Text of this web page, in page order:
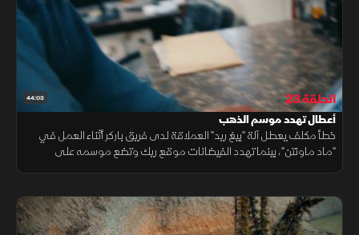
44:03 الحلقة 23
أعطال تهدد موسم الذهب
خطأ مكلف يعطل آلة "بيغ ريد" العملاقة لدى فريق باركر أثناء العمل في
"ماد ماونتن"، بينما تهدد الفيضانات موقع ريك وتضع موسمه على